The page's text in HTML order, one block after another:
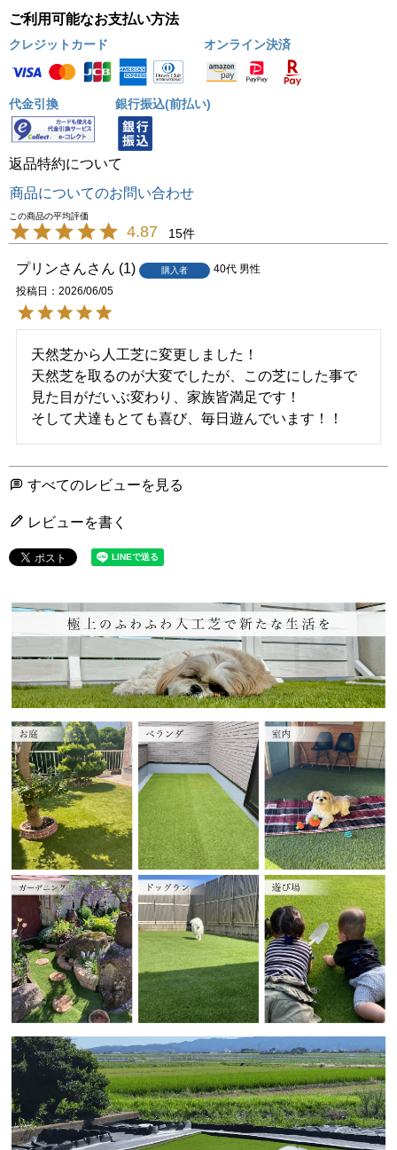
ご利用可能なお支払い方法
クレジットカード オンライン決済
代金引換 銀行振込(前払い)
返品特約について
商品についてのお問い合わせ
4.87 15
プリンさん 1 購入者 40代 男性
投稿日
2026/06/05
天然芝から人工芝に変更しました！
天然芝を取るのが大変でしたが、この芝にした事で
見た目がだいぶ変わり、家族皆満足です！
そして犬達もとても喜び、毎日遊んでいます！！
すべてのレビューを見る
レビューを書く